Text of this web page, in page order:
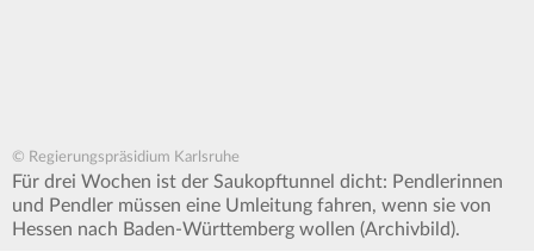
© Regierungspräsidium Karlsruhe
Für drei Wochen ist der Saukopftunnel dicht: Pendlerinnen
und Pendler müssen eine Umleitung fahren, wenn sie von
Hessen nach Baden-Württemberg wollen (Archivbild).